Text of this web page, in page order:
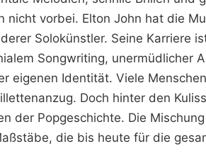
nicht vorbei. Elton John hat die
Solokünstler. Seine Karriere
Songwriting, unermüdlicher
eigenen Identität. Viele
Doch hinter den
der Popgeschichte. Die
die bis heute für die